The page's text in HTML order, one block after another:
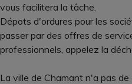
vous facilitera la tâche.
Dépots d'ordures pour les
passer par des offres de
professionnels, appelez la
La ville de Chamant n'a pas